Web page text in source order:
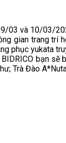
03 và 10/03/
gian trang trí
phục yukata
bạn
Trà Đào